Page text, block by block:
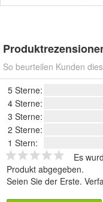
So beurteilen Kunden
5 Sterne:
4 Sterne:
3 Sterne:
2 Sterne:
1 Stern:
Es
Produkt abgegeben.
Seien Sie der Erste.